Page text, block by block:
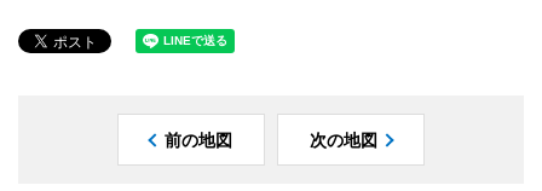
前の地図 次の地図